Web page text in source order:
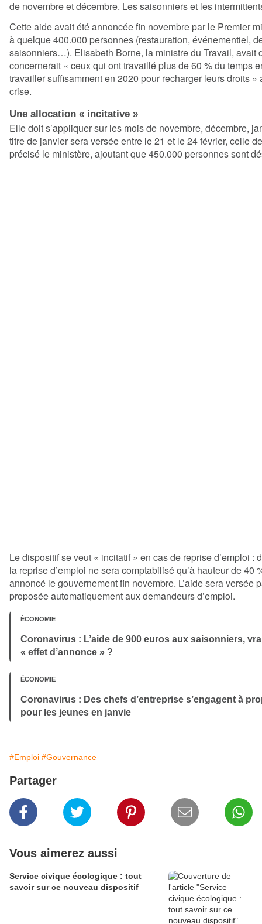
de novembre et décembre. Les saisonniers et les
Cette aide avait été annoncée fin novembre par le Premier
à quelque 400.000 personnes (restauration, événementiel,
saisonniers…). Elisabeth Borne, la ministre du Travail, avait
concernerait « ceux qui ont travaillé plus de 60 % du temps
travailler suffisamment en 2020 pour recharger leurs droits »
crise.
Une allocation « incitative »
Elle doit s’appliquer sur les mois de novembre, décembre,
titre de janvier sera versée entre le 21 et le 24 février, celle
précisé le ministère, ajoutant que 450.000 personnes sont
Le dispositif se veut « incitatif » en cas de reprise d’emploi :
la reprise d’emploi ne sera comptabilisé qu’à hauteur de 40
annoncé le gouvernement fin novembre. L’aide sera versée
proposée automatiquement aux demandeurs d’emploi.
ÉCONOMIE
Coronavirus : L’aide de 900 euros aux saisonniers,
« effet d’annonce » ?
ÉCONOMIE
Coronavirus : Des chefs d’entreprise s’engagent à
pour les jeunes en janvie
#Emploi #Gouvernance
Partager
Vous aimerez aussi
Service civique écologique : tout
savoir sur ce nouveau dispositif